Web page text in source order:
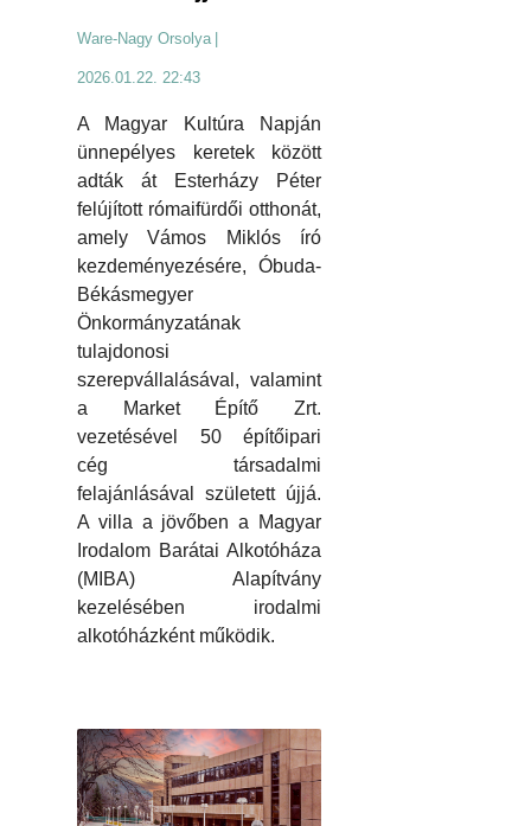
Ware-Nagy Orsolya
2026.01.22. 22:43
A Magyar Kultúra Napján
ünnepélyes keretek között
adták át Esterházy Péter
felújított rómaifürdői otthonát,
amely Vámos Miklós író
kezdeményezésére, Óbuda-
Békásmegyer
Önkormányzatának
tulajdonosi
szerepvállalásával, valamint
a Market Építő Zrt.
vezetésével 50 építőipari
cég társadalmi
felajánlásával született újjá.
A villa a jövőben a Magyar
Irodalom Barátai Alkotóháza
(MIBA) Alapítvány
kezelésében irodalmi
alkotóházként működik.